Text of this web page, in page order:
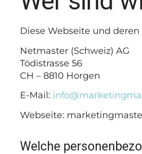
Diese Webseite und
Netmaster (Schweiz) AG
Tödistrasse 56
CH – 8810 Horgen
E-Mail:
Webseite:
Welche